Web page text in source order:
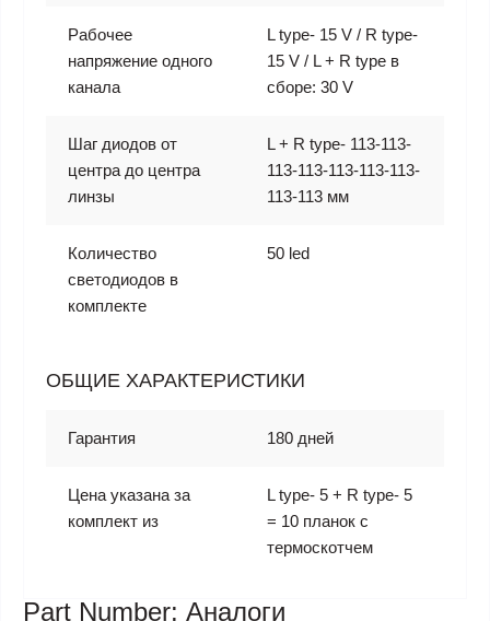
Рабочее
напряжение одного
канала
L type- 15 V / R type-
15 V / L + R type в
сборе: 30 V
Шаг диодов от
центра до центра
линзы
L + R type- 113-113-
113-113-113-113-113-
113-113 мм
Количество
светодиодов в
комплекте
50 led
ОБЩИЕ ХАРАКТЕРИСТИКИ
Гарантия 180 дней
Цена указана за
комплект из
L type- 5 + R type- 5
= 10 планок с
термоскотчем
Part Number: Аналоги